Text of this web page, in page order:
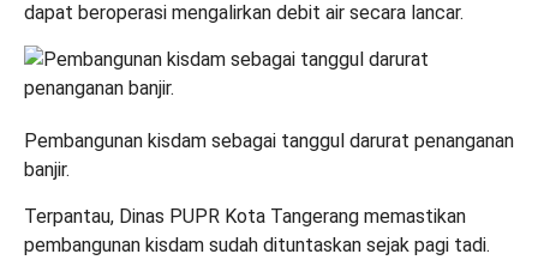
dapat beroperasi mengalirkan debit air secara lancar.
Pembangunan kisdam sebagai tanggul darurat penanganan
banjir.
Terpantau, Dinas PUPR Kota Tangerang memastikan
pembangunan kisdam sudah dituntaskan sejak pagi tadi.